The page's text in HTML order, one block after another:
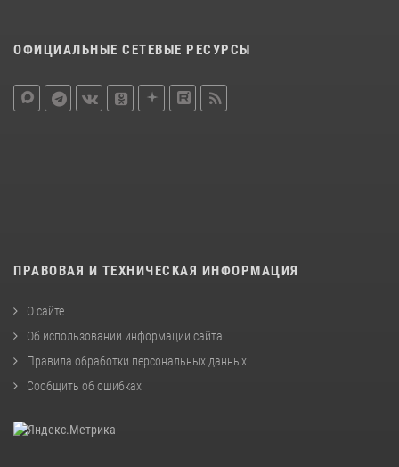
ОФИЦИАЛЬНЫЕ СЕТЕВЫЕ РЕСУРСЫ
ПРАВОВАЯ И ТЕХНИЧЕСКАЯ ИНФОРМАЦИЯ
О сайте
Об использовании информации сайта
Правила обработки персональных данных
Сообщить об ошибках